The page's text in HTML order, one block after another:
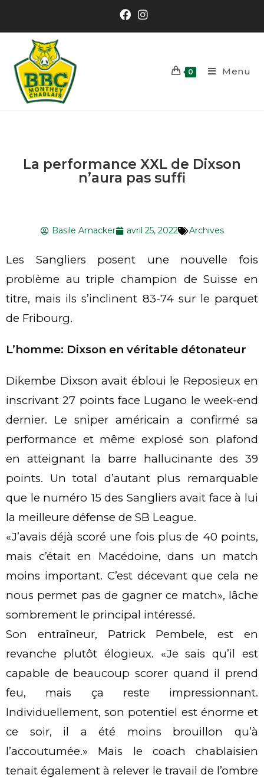
0 Menu
La performance XXL de Dixson
n’aura pas suffi
Basile Amacker avril 25, 2022 Archives
Les Sangliers posent une nouvelle fois
problème au triple champion de Suisse en
titre, mais ils s’inclinent 83-74 sur le parquet
de Fribourg.
L’homme: Dixson en véritable détonateur
Dikembe Dixson avait ébloui le Reposieux en
inscrivant 27 points face Lugano le week-end
dernier. Le sniper américain a confirmé sa
performance et même explosé son plafond
en atteignant la barre hallucinante des 39
points. Un total d’autant plus remarquable
que le numéro 15 des Sangliers avait face à lui
la meilleure défense de SB League.
«J’avais déjà scoré une fois plus de 40 points,
mais c’était en Macédoine, dans un match
moins important. C’est décevant que cela ne
nous permet pas de gagner ce match», lâche
sombrement le principal intéressé.
Son entraîneur, Patrick Pembele, est en
revanche plutôt élogieux. «Je sais qu’il est
capable de beaucoup scorer quand il prend
feu, mais ça reste impressionnant.
Individuellement, son potentiel est énorme et
ce soir, il a été moins brouillon qu’à
l’accoutumée.» Mais le coach chablaisien
tenait également à relever le travail de l’ombre